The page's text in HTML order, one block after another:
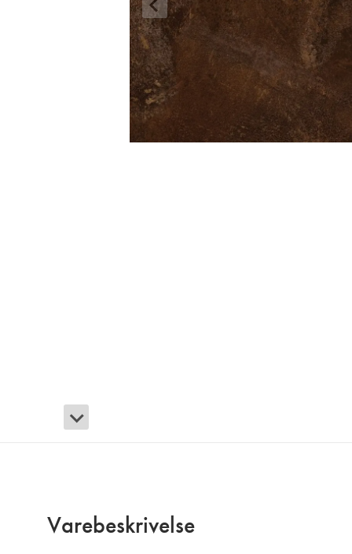
Varebeskrivelse